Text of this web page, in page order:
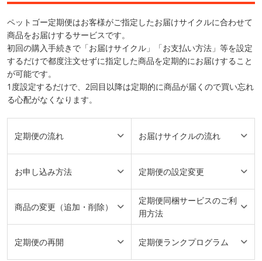
ペットゴー定期便はお客様がご指定したお届けサイクルに合わせて
商品をお届けするサービスです。
初回の購入手続きで「お届けサイクル」「お支払い方法」等を設定
するだけで都度注文せずに指定した商品を定期的にお届けすること
が可能です。
1度設定するだけで、2回目以降は定期的に商品が届くので買い忘れ
る心配がなくなります。
定期便の流れ お届けサイクルの流れ
お申し込み方法 定期便の設定変更
商品の変更（追加・削除）
定期便同梱サービスのご利
用方法
定期便の再開 定期便ランクプログラム